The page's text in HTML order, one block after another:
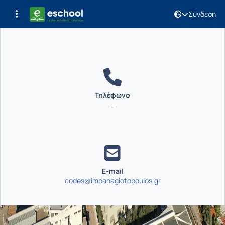
Σύνδεση
Επικοινωνία
Τηλέφωνο
--
E-mail
codes@impanagiotopoulos.gr